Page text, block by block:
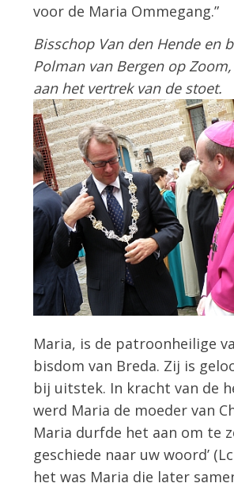
voor de Maria Ommegang.”
Bisschop Van den Hende en
Polman van Bergen op
aan het vertrek van de stoet.
Maria, is de patroonheilige
bisdom van Breda. Zij is
bij uitstek. In kracht van de
werd Maria de moeder van
Maria durfde het aan om te
geschiede naar uw woord’
het was Maria die later